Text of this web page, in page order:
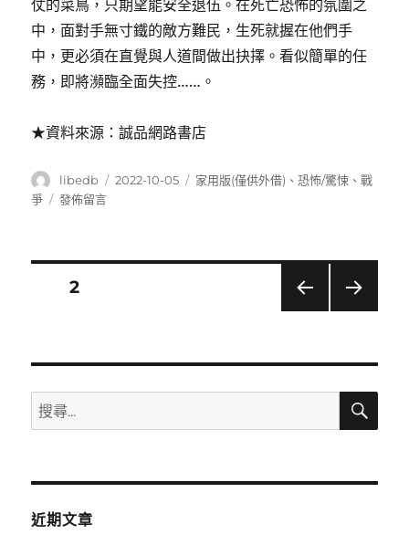
仗的菜鳥，只期望能安全退伍。在死亡恐怖的氛圍之
中，面對手無寸鐵的敵方難民，生死就握在他們手
中，更必須在直覺與人道間做出抉擇。看似簡單的任
務，即將瀕臨全面失控……。
★資料來源：誠品網路書店
作
者
libedb
發
2022-10-05
分
家用版(僅供外借) 、恐怖/驚悚 、戰
爭
在
發佈留言
導
覽
頁次2
搜
尋
鍵
搜
近期文章